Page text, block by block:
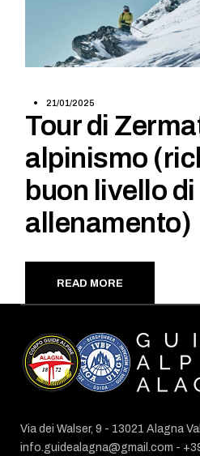
21/01/2025
Tour di
alpinismo
buon livello di
allenamento)
READ MORE
Via dei Walser, 9 - 13021 Alagna
info.guidealagna@gmail.com -